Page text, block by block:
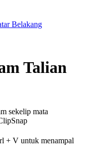
Belakang
Talian
sekelip mata
+ V untuk menampal